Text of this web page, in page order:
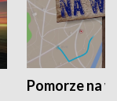
Pomorze na